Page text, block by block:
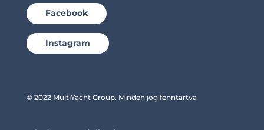
Facebook
Instagram
© 2022 MultiYacht Group. Minden jog fenntartva